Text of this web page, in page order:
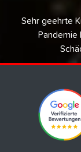
Sehr geehrte
Pandemie